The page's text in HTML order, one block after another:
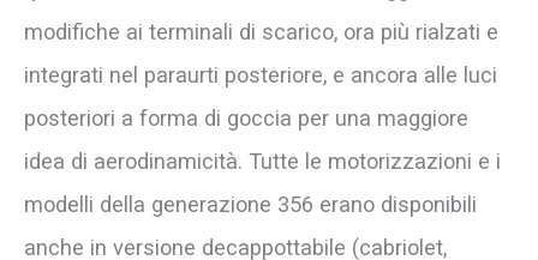
modifiche ai terminali di scarico, ora più rialzati e
integrati nel paraurti posteriore, e ancora alle luci
posteriori a forma di goccia per una maggiore
idea di aerodinamicità. Tutte le motorizzazioni e i
modelli della generazione 356 erano disponibili
anche in versione decappottabile (cabriolet,